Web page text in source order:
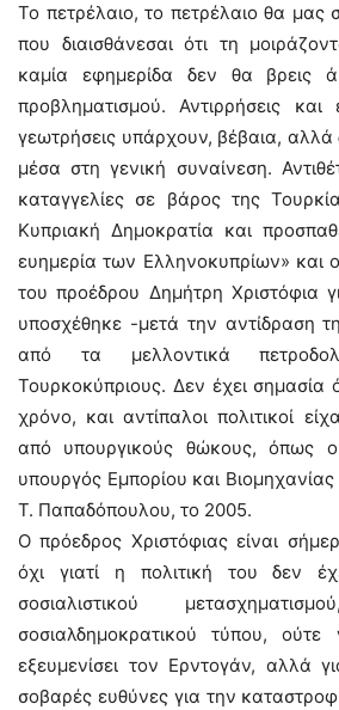
Το πετρέλαιο, το πετρέλαιο θα μας
που διαισθάνεσαι ότι τη
καμία εφημερίδα δεν θα βρεις
προβληματισμού. Αντιρρήσεις και
γεωτρήσεις υπάρχουν, βέβαια,
μέσα στη γενική συναίνεση.
καταγγελίες σε βάρος της
Κυπριακή Δημοκρατία και
ευημερία των Ελληνοκυπρίων» και
του προέδρου Δημήτρη Χριστόφια
υποσχέθηκε -μετά την αντίδραση
από τα μελλοντικά
Τουρκοκύπριους. Δεν έχει σημασία
χρόνο, και αντίπαλοι πολιτικοί
από υπουργικούς θώκους, όπως
υπουργός Εμπορίου και
Τ. Παπαδόπουλου, το 2005.
Ο πρόεδρος Χριστόφιας είναι
όχι γιατί η πολιτική του δεν
σοσιαλιστικού
σοσιαλδημοκρατικού τύπου, ούτε
εξευμενίσει τον Ερντογάν, αλλά
σοβαρές ευθύνες για την